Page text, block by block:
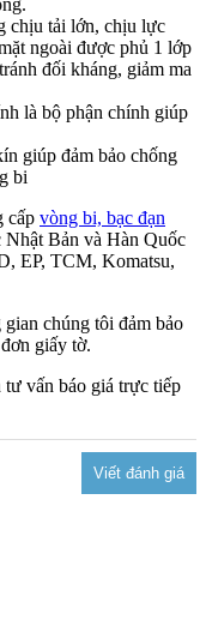
chịu tải lớn, chịu lực
ngoài được phủ 1 lớp
đối kháng, giảm ma
là bộ phận chính giúp
giúp đảm bảo chống
bi
cấp vòng bi, bạc đạn
Nhật Bản và Hàn Quốc
EP, TCM, Komatsu,
chúng tôi đảm bảo
giấy tờ.
tư vấn báo giá trực tiếp